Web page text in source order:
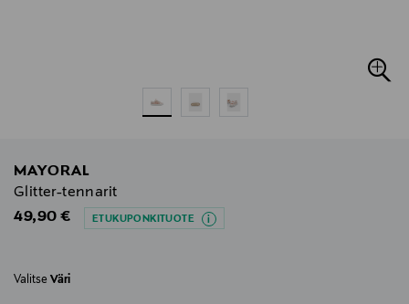
MAYORAL
Glitter-tennarit
Original Price
49,90 € ETUKUPONKITUOTE
Valitse Väri